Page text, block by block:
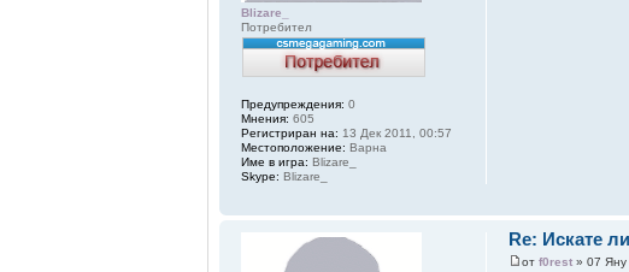
Blizare_
Потребител
Предупреждения: 0
Мнения: 605
Регистриран на: 13 Дек 2011, 00:57
Местоположение: Варна
Име в игра: Blizare_
Skype: Blizare_
Re: Искате
отf0rest » 07 Яну